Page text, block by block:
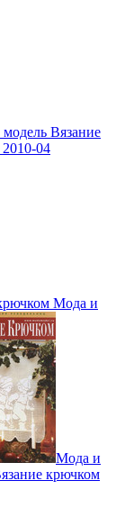
Вязание
04
Мода и
Мода и
крючком